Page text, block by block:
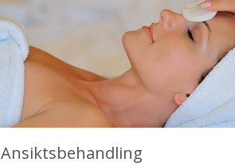
Ansiktsbehandling